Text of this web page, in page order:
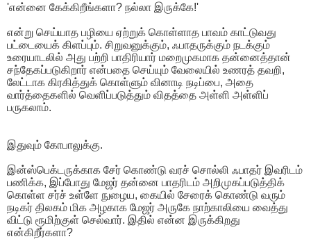
'என்னை கேக்கிறீங்களா? நல்லா இருக்கே!'
என்று செய்யாத பழியை ஏற்றுக் கொள்ளாத பாவம் காட்டுவது
பட்டையைக் கிளப்பும். சிறுவனுக்கும், ஃபாதருக்கும் நடக்கும்
உரையாடலில் அது பற்றி பாதிரியார் மறைமுகமாக தன்னைத்தான்
சந்தேகப்படுகிறார் என்பதை செய்யும் வேலையில் உணரத் தவறி,
லேட்டாக கிரகித்துக் கொள்ளும் வினாடி நடிப்பை, அதை
வார்த்தைகளில் வெளிப்படுத்தும் விதத்தை அள்ளி அள்ளிப்
பருகலாம்.
இதுவும் கோபாலுக்கு.
இன்ஸ்பெக்டருக்காக சேர் கொண்டு வரச் சொல்லி ஃபாதர் இவரிடம்
பணிக்க, இப்போது மேஜர் தன்னை பாதரிடம் அறிமுகப்படுத்திக்
கொள்ள சர்ச் உள்ளே நுழைய, கையில் சேரைக் கொண்டு வரும்
நடிகர் திலகம் மிக அழகாக மேஜர் அருகே நாற்காலியை வைத்து
விட்டு ரூமிற்குள் செல்வார். இதில் என்ன இருக்கிறது
என்கிறீர்களா?